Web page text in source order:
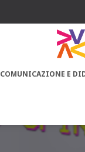
COMUNICAZIONE E